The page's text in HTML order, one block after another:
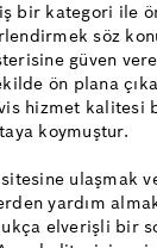
bir kategori ile
söz
güven
ön plana
hizmet kalitesi
koymuştur.
sitesine ulaşmak
yardım
elverişli bir